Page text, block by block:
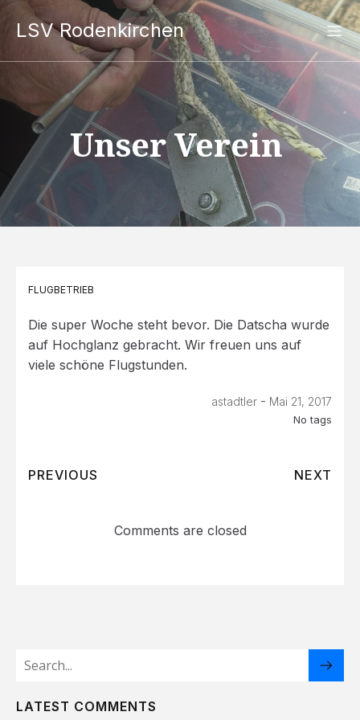
LSV Rodenkirchen
Unser Verein
FLUGBETRIEB
Die super Woche steht bevor. Die Datscha wurde
auf Hochglanz gebracht. Wir freuen uns auf
viele schöne Flugstunden.
astadtler - Mai 21, 2017
No tags
PREVIOUS NEXT
Comments are closed
LATEST COMMENTS